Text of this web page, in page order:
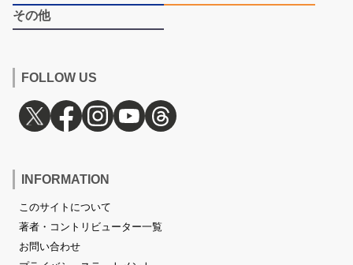
その他
FOLLOW US
INFORMATION
このサイトについて
著者・コントリビューター一覧
お問い合わせ